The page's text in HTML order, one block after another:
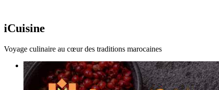
iCuisine
Voyage culinaire au cœur des traditions marocaines